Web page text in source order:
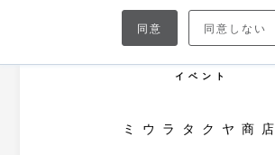
同意 同意しない
募集は終了しました
イベント
ミウラタクヤ商店